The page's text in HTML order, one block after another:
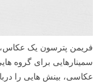
فریمن پترسون یک عکاس،
عکاسی، بینش هایی را